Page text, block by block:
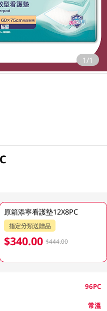
1/1
原箱添寧看護墊12X8PC
指定分類送贈品
$340.00 $444.00
96PC
常溫